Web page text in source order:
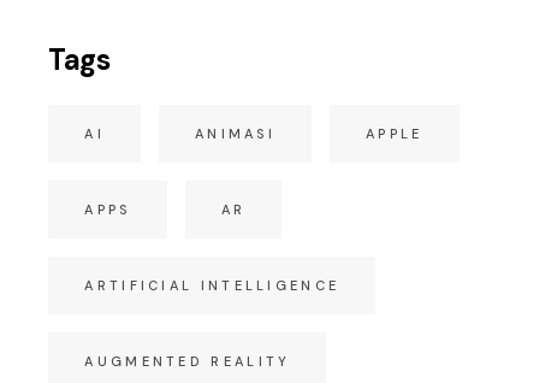
Tags
AI ANIMASI APPLE
APPS AR
ARTIFICIAL INTELLIGENCE
AUGMENTED REALITY